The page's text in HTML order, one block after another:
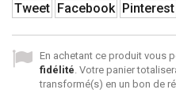
Tweet Facebook Pinterest
En achetant ce produit vous
fidélité. Votre panier
transformé(s) en un bon de